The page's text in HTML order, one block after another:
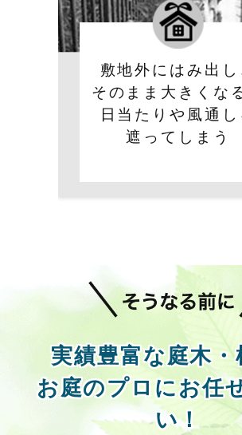
敷地外にはみ出し
そのまま大きくな
日当たりや風通し
遮ってしまう
実績豊富な庭木
お庭のプロにお任
い！